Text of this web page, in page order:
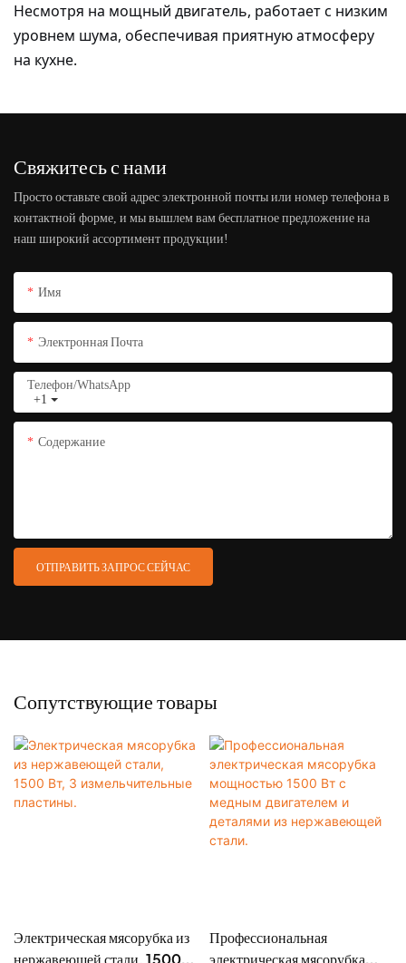
Несмотря на мощный двигатель, работает с низким
уровнем шума, обеспечивая приятную атмосферу
на кухне.
Свяжитесь с нами
Просто оставьте свой адрес электронной почты или номер телефона в
контактной форме, и мы вышлем вам бесплатное предложение на
наш широкий ассортимент продукции!
Имя
Электронная Почта
+1
Телефон/WhatsApp
Содержание
ОТПРАВИТЬ ЗАПРОС СЕЙЧАС
Сопутствующие товары
Электрическая мясорубка из
нержавеющей стали, 1500
Профессиональная
электрическая мясорубка